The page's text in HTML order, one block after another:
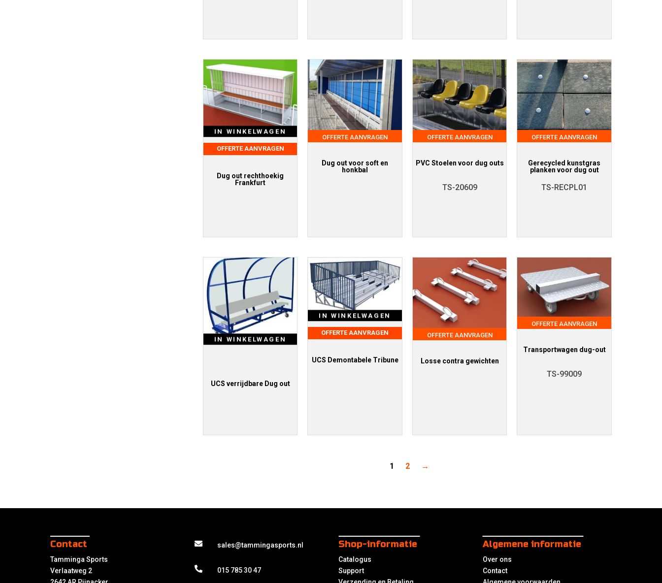
IN WINKELWAGEN
OFFERTE AANVRAGEN
Dug out rechthoekig
Frankfurt
OFFERTE AANVRAGEN
Dug out voor soft en
honkbal
OFFERTE AANVRAGEN
PVC Stoelen voor dug outs
TS-20609
OFFERTE AANVRAGEN
Gerecycled kunstgras
planken voor dug out
TS-RECPL01
IN WINKELWAGEN
UCS verrijdbare Dug out
IN WINKELWAGEN
OFFERTE AANVRAGEN
UCS Demontabele Tribune
OFFERTE AANVRAGEN
Losse contra gewichten
OFFERTE AANVRAGEN
Transportwagen dug-out
TS-99009
1 2 →
Contact
Tamminga Sports
Verlaatweg 2
sales@tammingasports.nl
015 785 30 47
Shop-informatie
Catalogus
Support
Algemene informatie
Over ons
Contact